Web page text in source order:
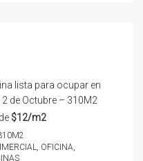
lista para ocupar en
de Octubre – 310M2
$12/m2
M2
OFICINA,